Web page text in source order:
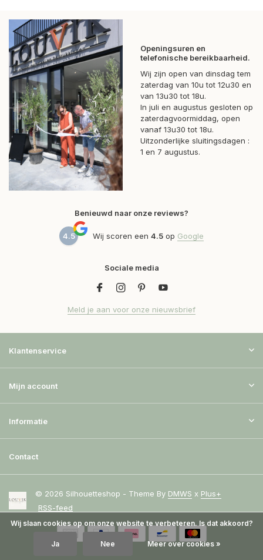
Openingsuren en
telefonische bereikbaarheid.
Wij zijn open van dinsdag tem
zaterdag van 10u tot 12u30 en
van 13u30 tot 18u.
In juli en augustus gesloten op
zaterdagvoormiddag, open
vanaf 13u30 tot 18u.
Uitzonderlijke sluitingsdagen :
1 en 7 augustus.
Benieuwd naar onze reviews?
4.5 Wij scoren een 4.5 op Google
Sociale media
Meld je aan voor onze nieuwsbrief
Klantenservice
Mijn account
Informatie
Contact
© 2026 Silhouetteshop - Theme By DMWS x Plus+
RSS-feed
Wij slaan cookies op om onze website te verbeteren. Is dat akkoord?
Ja Nee Meer over cookies »